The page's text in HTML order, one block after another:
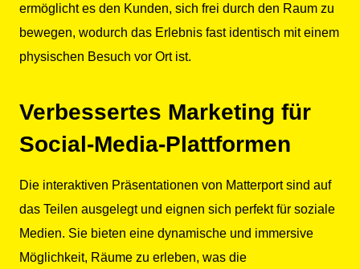
ermöglicht es den Kunden, sich frei durch den Raum zu
bewegen, wodurch das Erlebnis fast identisch mit einem
physischen Besuch vor Ort ist.
Verbessertes Marketing für
Social-Media-Plattformen
Die interaktiven Präsentationen von Matterport sind auf
das Teilen ausgelegt und eignen sich perfekt für soziale
Medien. Sie bieten eine dynamische und immersive
Möglichkeit, Räume zu erleben, was die